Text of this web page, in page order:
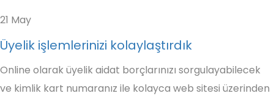
21 May
Üyelik işlemlerinizi kolaylaştırdık
Online olarak üyelik aidat borçlarınızı sorgulayabilecek
ve kimlik kart numaranız ile kolayca web sitesi üzerinden